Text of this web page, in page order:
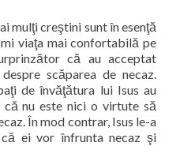
mulţi creştini sunt în esenţă
viaţa mai confortabilă pe
că au acceptat
scăparea de necaz.
de învăţătura lui Isus au
că nu este nici o virtute să
În mod contrar, Isus le-a
ei vor înfrunta necaz şi